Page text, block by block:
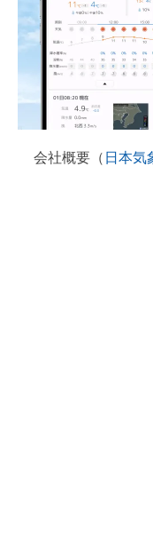
会社概要（ 日本気